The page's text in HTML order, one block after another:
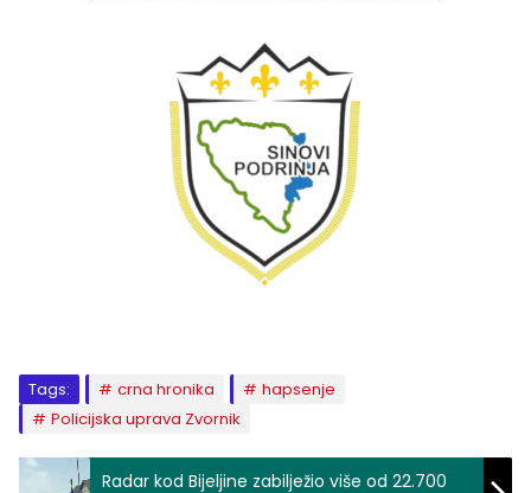
Tags: crna hronika
hapsenje
Policijska uprava Zvornik
Radar kod Bijeljine zabilježio više od 22.700